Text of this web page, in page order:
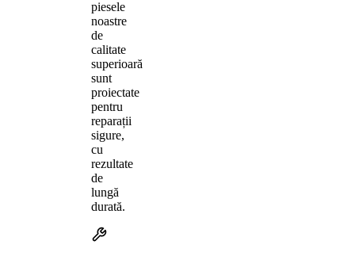
piesele
noastre
de
calitate
superioară
sunt
proiectate
pentru
reparații
sigure,
cu
rezultate
de
lungă
durată.